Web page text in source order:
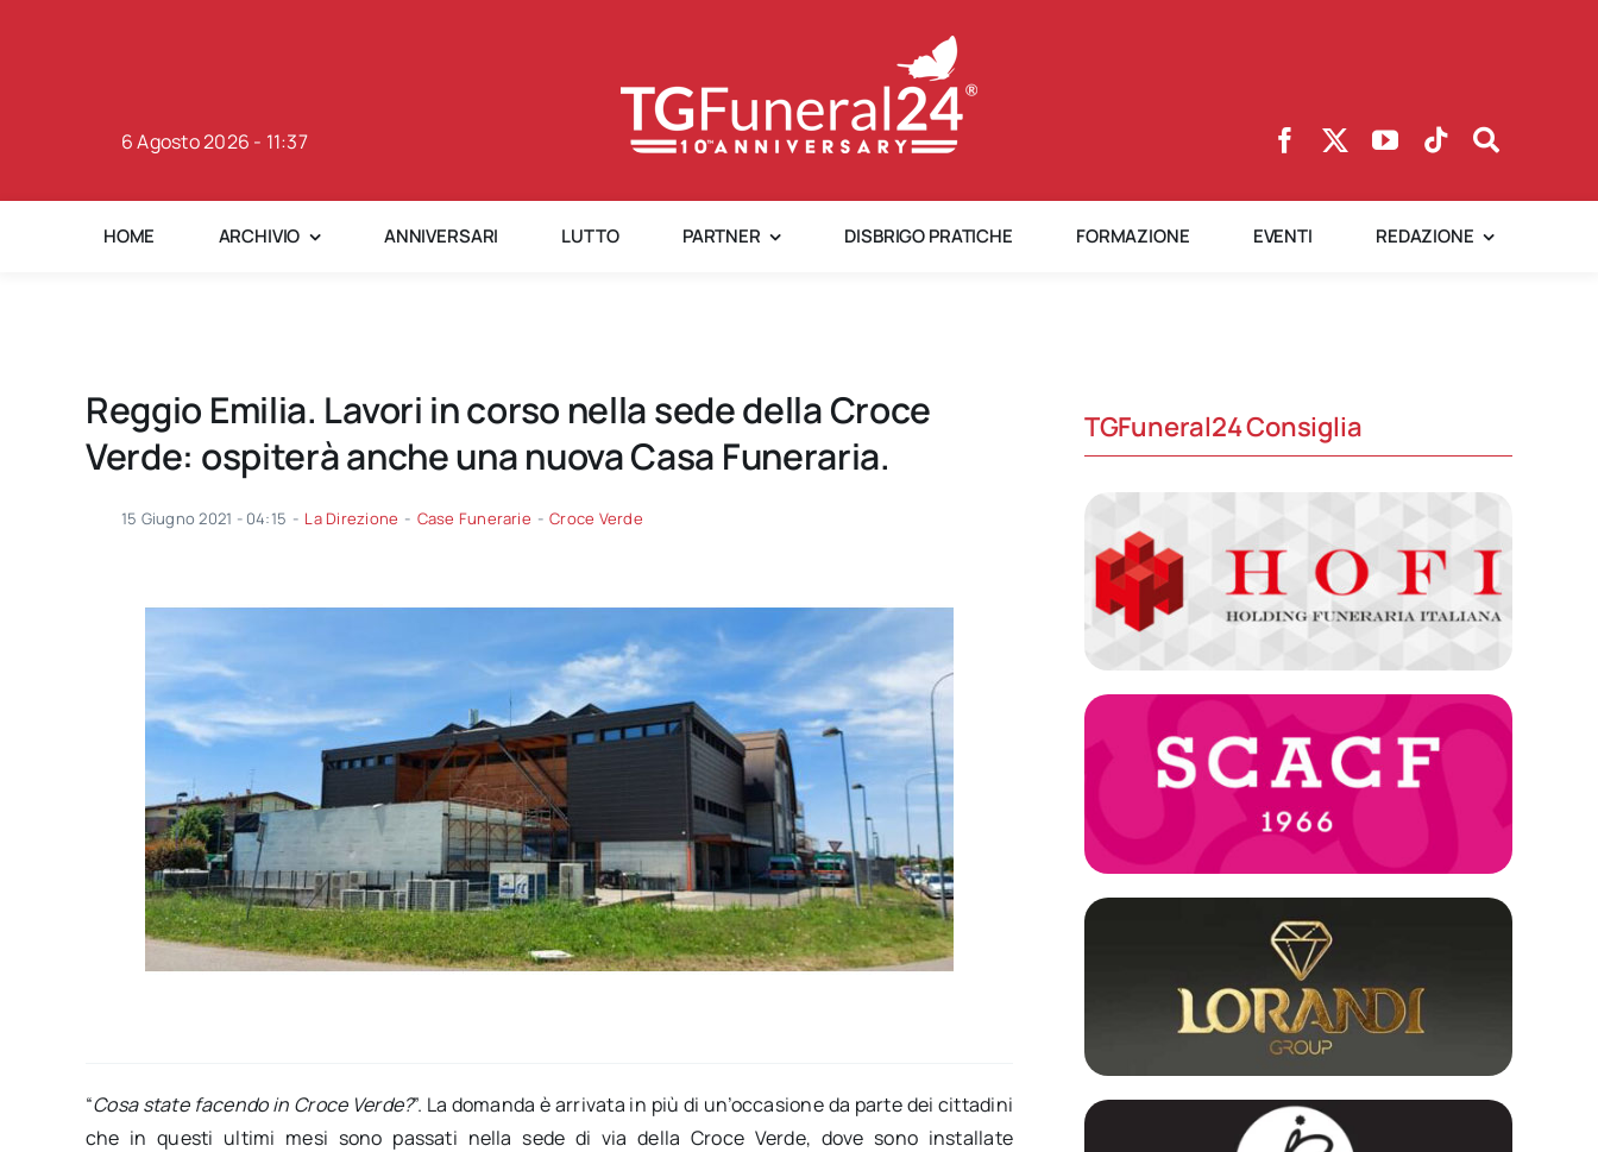
6 Agosto 2026 - 11:37
HOME ARCHIVIO ANNIVERSARI LUTTO PARTNER DISBRIGO PRATICHE FORMAZIONE EVENTI REDAZIONE
Reggio Emilia. Lavori in corso nella sede della Croce
Verde: ospiterà anche una nuova Casa Funeraria.
15 Giugno 2021 - 04:15 - La Direzione - Case Funerarie - Croce Verde
“Cosa state facendo in Croce Verde?”. La domanda è arrivata in più di un’occasione da parte dei cittadini
che in questi ultimi mesi sono passati nella sede di via della Croce Verde, dove sono installate
TGFuneral24 Consiglia